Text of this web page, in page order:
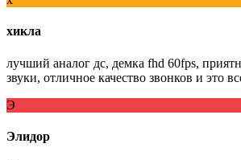
хикла
лучший аналог дс, демка fhd 60fps,
звуки, отличное качество звонков и это
Э
Элидор